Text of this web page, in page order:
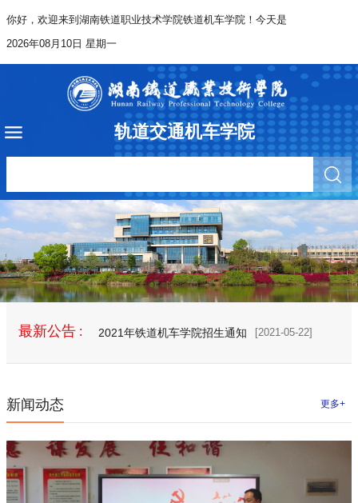
你好，欢迎来到湖南铁道职业技术学院铁道机车学院！今天是
2026年08月10日 星期一
轨道交通机车学院
最新公告 : 2021年铁道机车学院招生通知 [2021-05-22]
新闻动态 更多+